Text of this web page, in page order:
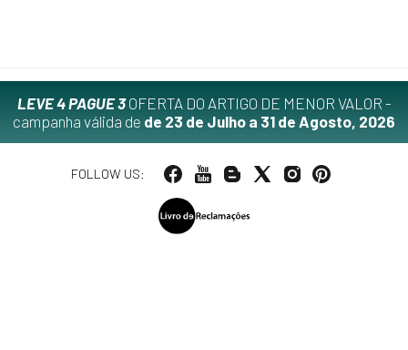
LEVE 4 PAGUE 3OFERTA DO ARTIGO DE MENOR VALOR -
campanha válida de de 23 de Julho a 31 de Agosto, 2026
FOLLOW US: